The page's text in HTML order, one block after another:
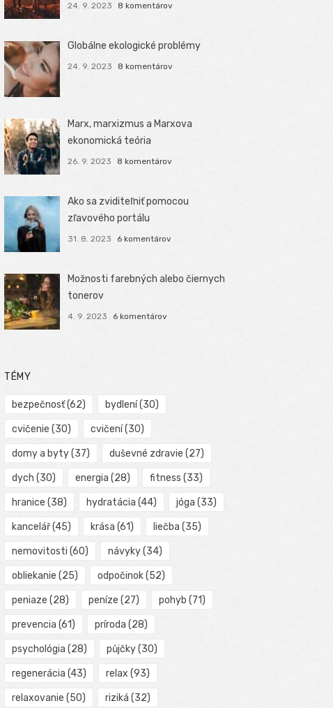
24. 9. 2023 8 komentárov
Globálne ekologické problémy
24. 9. 2023 8 komentárov
Marx, marxizmus a Marxova
ekonomická teória
26. 9. 2023 8 komentárov
Ako sa zviditeľniť pomocou
zľavového portálu
31. 8. 2023 6 komentárov
Možnosti farebných alebo čiernych
tonerov
4. 9. 2023 6 komentárov
TÉMY
bezpečnosť(62) bydlení(30)
cvičenie (30) cvičení(30)
domy a byty(37) duševné zdravie (27)
dych (30) energia (28) fitness (33)
hranice (38) hydratácia (44) jóga (33)
kancelář(45) krása (61) liečba (35)
nemovitosti (60) návyky(34)
obliekanie (25) odpočinok(52)
peniaze (28) peníze (27) pohyb (71)
prevencia (61) príroda (28)
psychológia (28) půjčky(30)
regenerácia (43) relax (93)
relaxovanie (50) riziká (32)